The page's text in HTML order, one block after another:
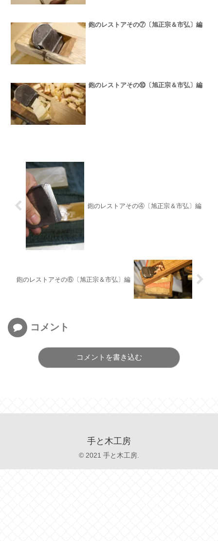
鉋のレストアその⑦〔旭正宗＆市弘〕編
鉋のレストアその⑩〔旭正宗＆市弘〕編
鉋のレストアその④〔旭正宗＆市弘〕編
鉋のレストアその⑥〔旭正宗＆市弘〕編
コメント
コメントを書き込む
手と木工房
© 2021 手と木工房.